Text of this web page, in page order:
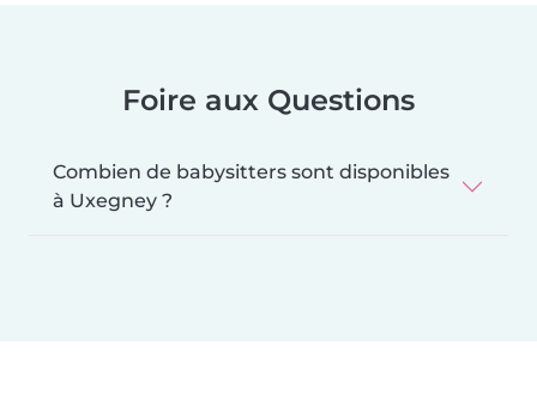
Foire aux Questions
Combien de babysitters sont disponibles
à Uxegney ?